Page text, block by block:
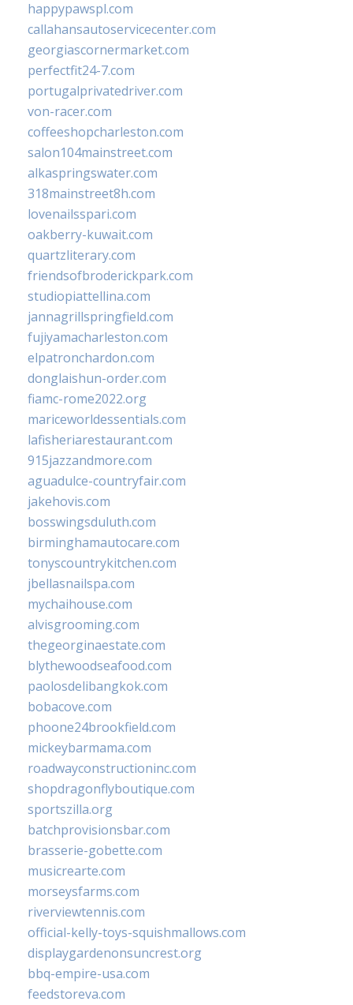
happypawspl.com
callahansautoservicecenter.com
georgiascornermarket.com
perfectfit24-7.com
portugalprivatedriver.com
von-racer.com
coffeeshopcharleston.com
salon104mainstreet.com
alkaspringswater.com
318mainstreet8h.com
lovenailsspari.com
oakberry-kuwait.com
quartzliterary.com
friendsofbroderickpark.com
studiopiattellina.com
jannagrillspringfield.com
fujiyamacharleston.com
elpatronchardon.com
donglaishun-order.com
fiamc-rome2022.org
mariceworldessentials.com
lafisheriarestaurant.com
915jazzandmore.com
aguadulce-countryfair.com
jakehovis.com
bosswingsduluth.com
birminghamautocare.com
tonyscountrykitchen.com
jbellasnailspa.com
mychaihouse.com
alvisgrooming.com
thegeorginaestate.com
blythewoodseafood.com
paolosdelibangkok.com
bobacove.com
phoone24brookfield.com
mickeybarmama.com
roadwayconstructioninc.com
shopdragonflyboutique.com
sportszilla.org
batchprovisionsbar.com
brasserie-gobette.com
musicrearte.com
morseysfarms.com
riverviewtennis.com
official-kelly-toys-squishmallows.com
displaygardenonsuncrest.org
bbq-empire-usa.com
feedstoreva.com